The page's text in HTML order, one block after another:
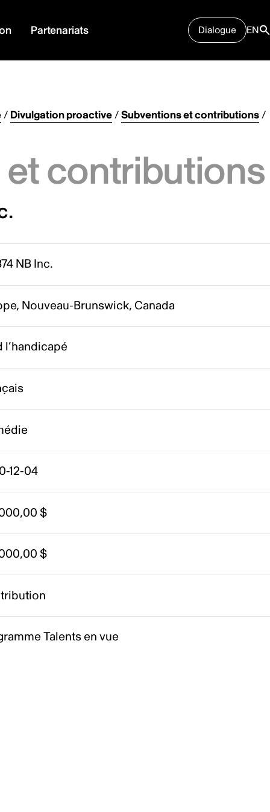
Partenariats Dialogue EN
/ Divulgation proactive/Subventions et contributions/
contributions
NB Inc.
Nouveau-Brunswick, Canada
l’handicapé
12-04
$
$
Talents en vue